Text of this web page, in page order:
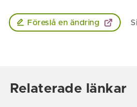
Föreslå en ändring
Relaterade länkar